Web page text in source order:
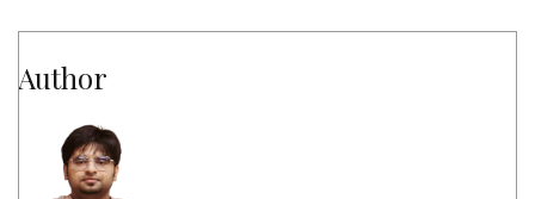
Author